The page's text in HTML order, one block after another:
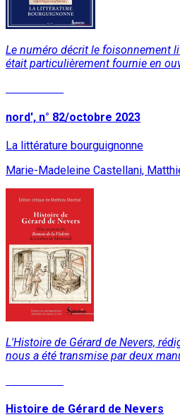
Le numéro décrit le foisonnement
était particulièrement fournie en
nord', n° 82/octobre 2023
La littérature bourguignonne
Marie-Madeleine Castellani,
L'Histoire de Gérard de Nevers,
nous a été transmise par deux
Histoire de Gérard de Nevers